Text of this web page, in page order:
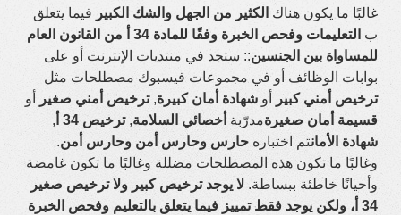
غالبًا ما يكون هناك الكثير من الجهل والشك الكبير فيما يتعلق
ب
التعليمات وفحص الخبرة وفقًا للمادة 34 أ من القانون العام
للمساواة بين الجنسين:: ستجد في منتديات الإنترنت أو على
بوابات الوظائف أو في مجموعات فيسبوك مصطلحات مثل
ترخيص أمني كبير
أو شهادة أمان كبيرة,ترخيص أمني صغير
أو
قسيمة أمان صغيرةمدرّبة أخصائي السلامة,ترخيص 34 أ
,
شهادة الأمانتم اختباره حارس وحارس أمن وحارس أمن.
وغالبًا ما تكون هذه المصطلحات مضللة وغالبًا ما تكون غامضة
وأحيانًا خاطئة ببساطة. لا يوجد ترخيص كبير ولا ترخيص صغير
34 أ، ولكن يوجد فقط تمييز فيما يتعلق بالتعليم وفحص الخبرة